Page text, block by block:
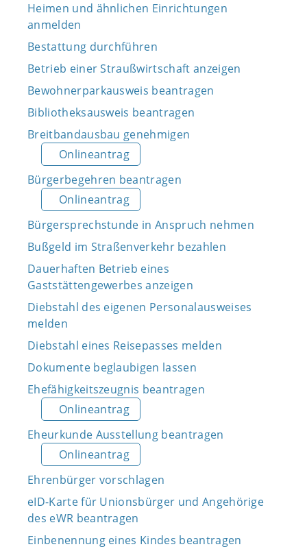
Heimen und ähnlichen Einrichtungen
anmelden
Bestattung durchführen
Betrieb einer Straußwirtschaft anzeigen
Bewohnerparkausweis beantragen
Bibliotheksausweis beantragen
Breitbandausbau genehmigen
Onlineantrag
Bürgerbegehren beantragen
Onlineantrag
Bürgersprechstunde in Anspruch nehmen
Bußgeld im Straßenverkehr bezahlen
Dauerhaften Betrieb eines
Gaststättengewerbes anzeigen
Diebstahl des eigenen Personalausweises
melden
Diebstahl eines Reisepasses melden
Dokumente beglaubigen lassen
Ehefähigkeitszeugnis beantragen
Onlineantrag
Eheurkunde Ausstellung beantragen
Onlineantrag
Ehrenbürger vorschlagen
eID-Karte für Unionsbürger und Angehörige
des eWR beantragen
Einbenennung eines Kindes beantragen